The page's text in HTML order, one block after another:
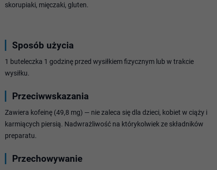
skorupiaki, mięczaki, gluten.
Sposób użycia
1 buteleczka 1 godzinę przed wysiłkiem fizycznym lub w trakcie
wysiłku.
Przeciwwskazania
Zawiera kofeinę (49,8 mg) — nie zaleca się dla dzieci, kobiet w ciąży i
karmiących piersią. Nadwrażliwość na którykolwiek ze składników
preparatu.
Przechowywanie